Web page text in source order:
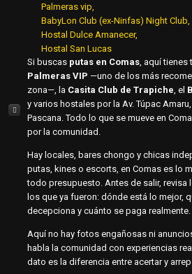
Palmeras vip
BabyLon Club (ex-Ninfas) Night Club
Hostal Dulce Amanecer
Hostal San Lucas
Si buscas putas en Comas , aquí
Palmeras VIP —uno de los más
zona—, la Casita Club de Trapiche , el
y varios hostales por la Av. Túpac
Pascana. Todo lo que se mueve en
por la comunidad.
Hay locales, bares chongo y chicas
putas, kines o escorts, en Comas es lo
todo presupuesto. Antes de salir, revisa
los que ya fueron: dónde está lo mejor,
decepciona y cuánto se paga realmente.
Aquí no hay fotos engañosas ni
habla la comunidad con experiencias
dato es la diferencia entre acertar y